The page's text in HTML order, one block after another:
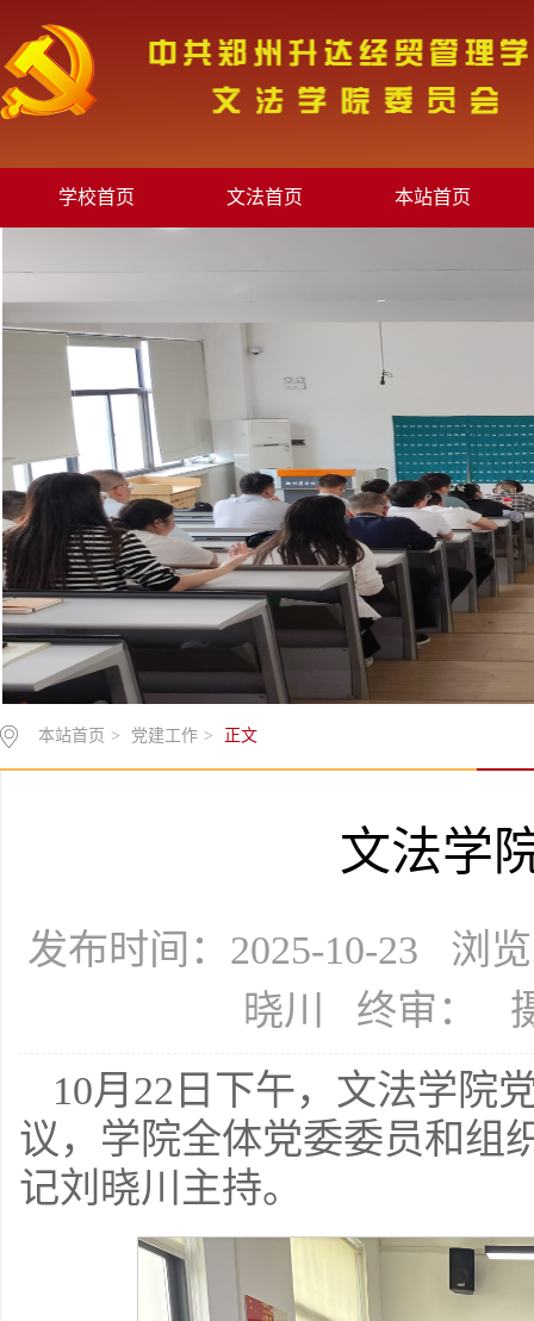
学校首页 文法首页 本站首页
本站首页 > 党建工作 > 正文
文法学
发布时间：2025-10-23 浏
晓川 终审：
10月22日下午，文法学院
议，学院全体党委委员和组
记刘晓川主持。